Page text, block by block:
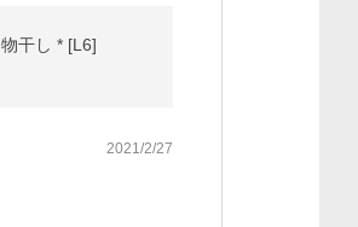
干し * [L6]
2021/2/27